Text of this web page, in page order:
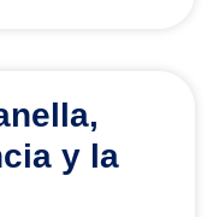
y la